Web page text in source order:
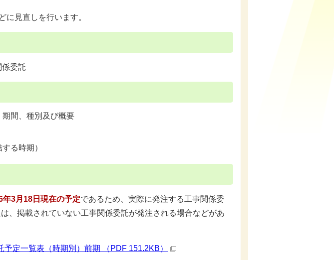
見直しを行います。
委託
間、種別及び概要
る時期）
年3月18日現在の予定であるため、実際に発注する工事関係委
、掲載されていない工事関係委託が発注される場合などがあ
定一覧表（時期別）前期 （PDF 151.2KB）